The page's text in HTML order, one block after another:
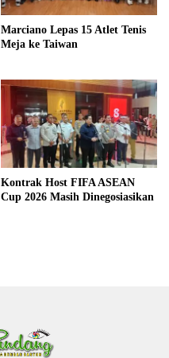
Marciano Lepas 15 Atlet Tenis
Meja ke Taiwan
Kontrak Host FIFA ASEAN
Cup 2026 Masih Dinegosiasikan